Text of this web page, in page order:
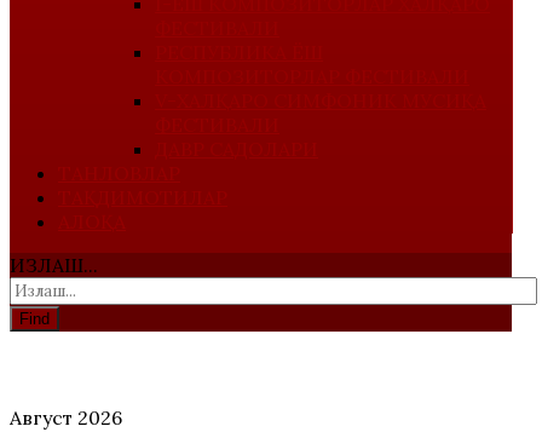
ИЗЛАШ...
Find
Август 2026